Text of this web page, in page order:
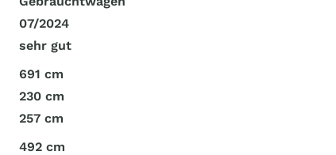
07/2024
sehr gut
691 cm
230 cm
257 cm
492 cm